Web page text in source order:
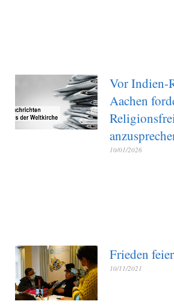
Vor Indien-
Aachen
10/01/2026
Frieden
10/11/2021